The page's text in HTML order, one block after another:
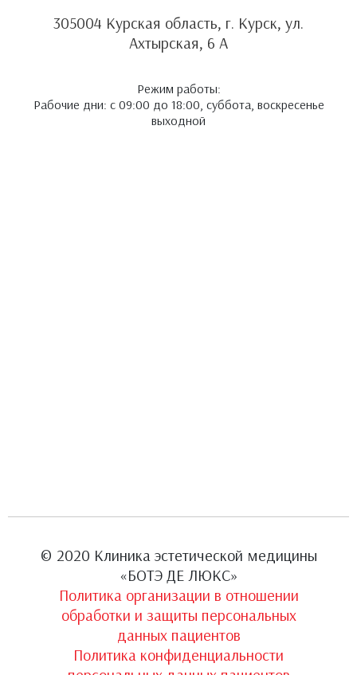
305004 Курская область, г. Курск, ул.
Ахтырская, 6 А
Режим работы:
Рабочие дни: с 09:00 до 18:00, суббота, воскресенье
выходной
© 2020 Клиника эстетической медицины
«БОТЭ ДЕ ЛЮКС»
Политика организации в отношении
обработки и защиты персональных
данных пациентов
Политика конфиденциальности